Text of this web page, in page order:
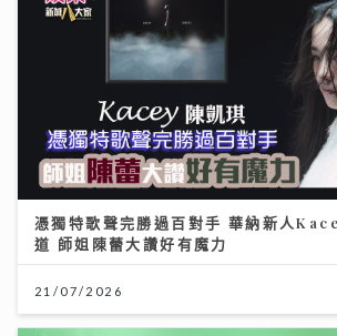
憑獨特歌聲完勝過百對手 華納新人
道 師姐陳蕾大讚好有魔力
21/07/2026